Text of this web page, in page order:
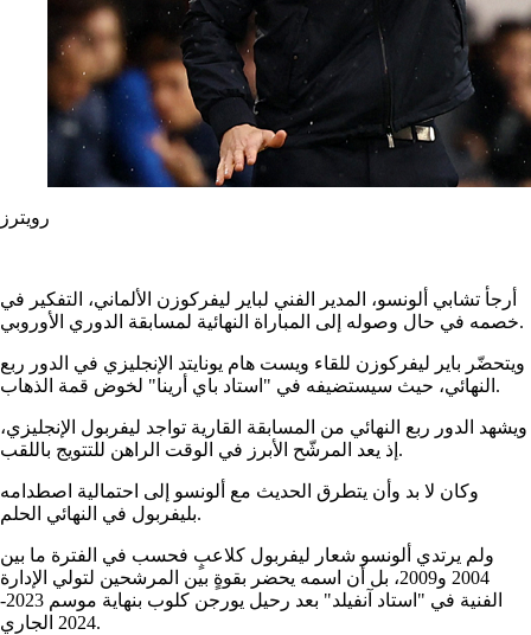
رويترز
أرجأ تشابي ألونسو، المدير الفني لباير ليفركوزن الألماني، التفكير في
خصمه في حال وصوله إلى المباراة النهائية لمسابقة الدوري الأوروبي.
ويتحضّر باير ليفركوزن للقاء ويست هام يونايتد الإنجليزي في الدور ربع
النهائي، حيث سيستضيفه في "استاد باي أرينا" لخوض قمة الذهاب.
ويشهد الدور ربع النهائي من المسابقة القارية تواجد ليفربول الإنجليزي،
إذ يعد المرشّح الأبرز في الوقت الراهن للتتويج باللقب.
وكان لا بد وأن يتطرق الحديث مع ألونسو إلى احتمالية اصطدامه
بليفربول في النهائي الحلم.
ولم يرتدي ألونسو شعار ليفربول كلاعبٍ فحسب في الفترة ما بين
2004 و2009، بل أن اسمه يحضر بقوةٍ بين المرشحين لتولي الإدارة
الفنية في "استاد آنفيلد" بعد رحيل يورجن كلوب بنهاية موسم 2023-
2024 الجاري.